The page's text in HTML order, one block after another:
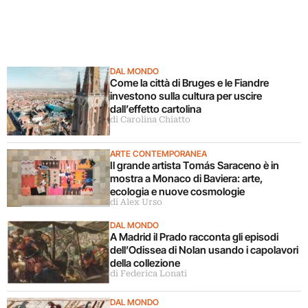
DAL MONDO
Come la città di Bruges e le Fiandre
investono sulla cultura per uscire
dall’effetto cartolina
di Carolina Chiatto
ARTE CONTEMPORANEA
Il grande artista Tomás Saraceno è in
mostra a Monaco di Baviera: arte,
ecologia e nuove cosmologie
di Alex Urso
DAL MONDO
A Madrid il Prado racconta gli episodi
dell’Odissea di Nolan usando i capolavori
della collezione
di Federica Lonati
DAL MONDO